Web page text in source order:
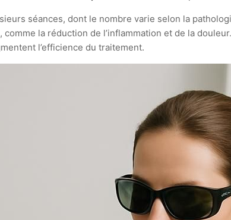
séances, dont le nombre varie selon la
la réduction de l’inflammation et de la
l’efficience du traitement.